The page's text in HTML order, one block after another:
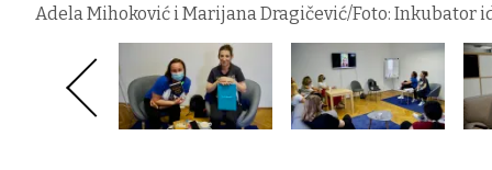
Adela Mihoković i Marijana Dragičević/Foto: Inkubator